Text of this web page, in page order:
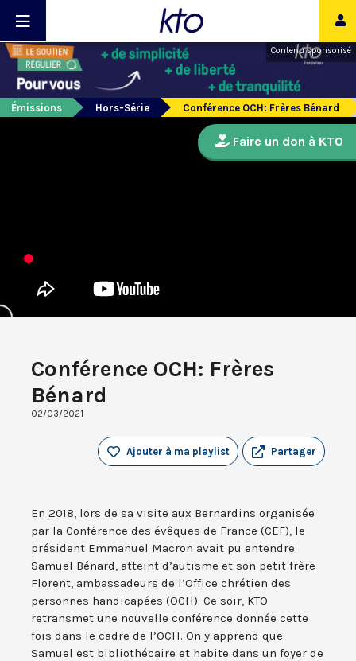
Contenu sponsorisé
Émissions Hors-Série Conférence OCH: Frères Bénard
Conférence OCH: Frères
Bénard
02/03/2021
Partager
Ajouter à ma playlist
En 2018, lors de sa visite aux Bernardins organisée
par la Conférence des évêques de France (CEF), le
président Emmanuel Macron avait pu entendre
Samuel Bénard, atteint d’autisme et son petit frère
Florent, ambassadeurs de l’Office chrétien des
personnes handicapées (OCH). Ce soir, KTO
retransmet une nouvelle conférence donnée cette
fois dans le cadre de l’OCH. On y apprend que
Samuel est bibliothécaire et habite dans un foyer de
Faire un don à KTO